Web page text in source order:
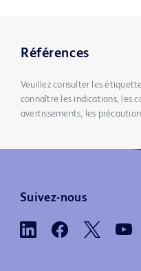
Références
Veuillez consulter les
connaître les indications, les
avertissements, les
Suivez-nous